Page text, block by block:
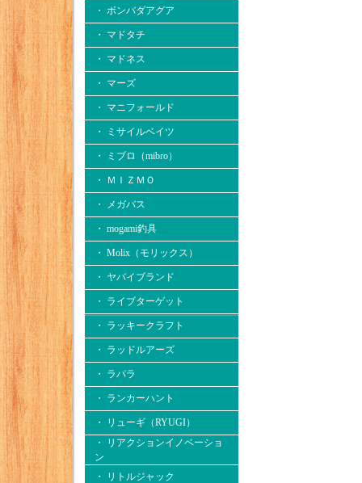
・ ボンバダアグア
・ マドタチ
・ マドネス
・ マーズ
・ マニフォールド
・ ミサイルベイツ
・ ミブロ（mibro）
・ ＭＩＺＭＯ
・ メガバス
・ mogami釣具
・ Molix（モリックス）
・ ヤバイブランド
・ ライブターゲット
・ ラッキークラフト
・ ラッドルアーズ
・ ラパラ
・ ランカーハント
・ リューギ（RYUGI）
・ リアクションイノベーショ
ン
・ リトルジャック